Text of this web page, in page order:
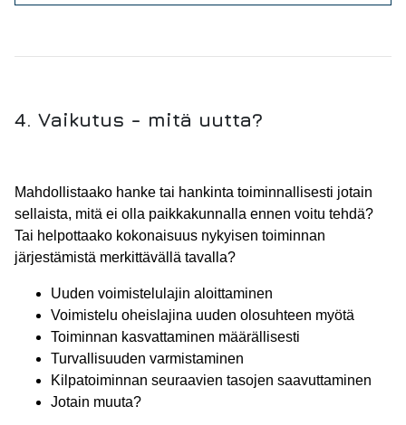
4. Vaikutus - mitä uutta?
Mahdollistaako hanke tai hankinta toiminnallisesti jotain
sellaista, mitä ei olla paikkakunnalla ennen voitu tehdä?
Tai helpottaako kokonaisuus nykyisen toiminnan
järjestämistä merkittävällä tavalla?
Uuden voimistelulajin aloittaminen
Voimistelu oheislajina uuden olosuhteen myötä
Toiminnan kasvattaminen määrällisesti
Turvallisuuden varmistaminen
Kilpatoiminnan seuraavien tasojen saavuttaminen
Jotain muuta?